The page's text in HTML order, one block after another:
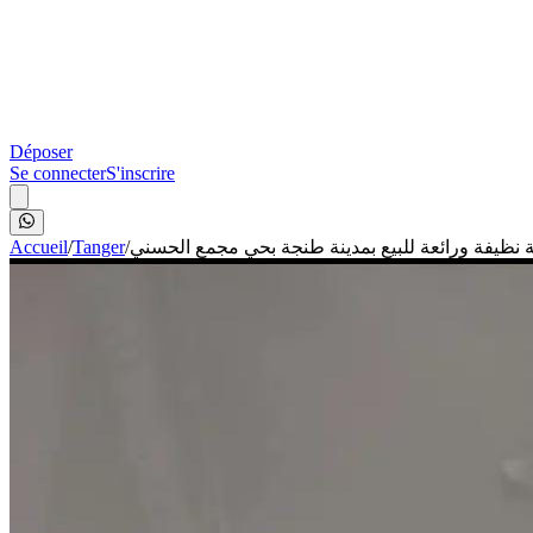
Déposer
Se connecterS'inscrire
Accueil/Tanger/نظيفة ورائعة للبيع بمدينة طنجة بحي مجمع الحسني